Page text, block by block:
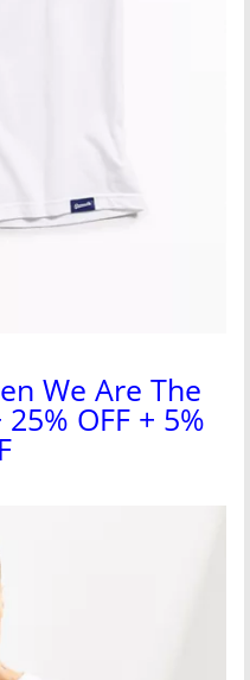
We Are The
OFF + 5%